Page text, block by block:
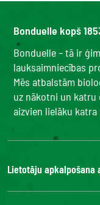
Bonduelle kopš
Bonduelle – tā ir
lauksaimniecības
Mēs atbalstām
uz nākotni un katru
aizvien lielāku katra
Lietotāju apkalpošana
Bonduelle Food Service